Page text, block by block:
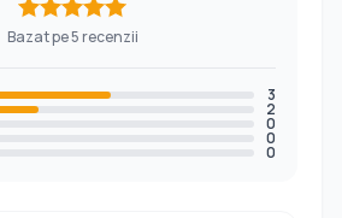
Bazat pe 5 recenzii
3
2
0
0
0